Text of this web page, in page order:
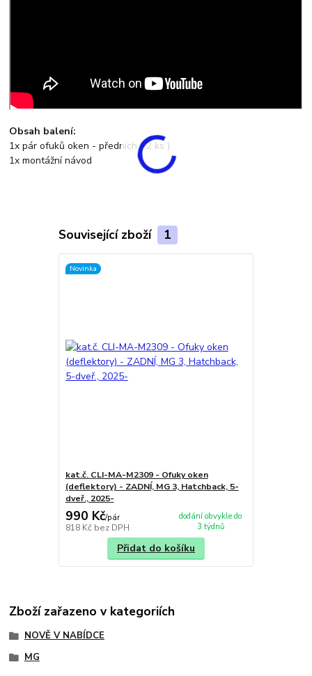
Obsah balení:
1x pár ofuků oken - předních ( 2 ks )
1x montážní návod
Související zboží 1
Novinka
kat.č. CLI-MA-M2309 - Ofuky oken
(deflektory) - ZADNÍ, MG 3, Hatchback, 5-
dveř., 2025-
990 Kč/pár
818 Kč bez DPH
dodání obvykle do
3 týdnů
Přidat do košíku
Zboží zařazeno v kategoriích
NOVĚ V NABÍDCE
MG